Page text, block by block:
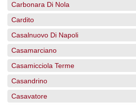
Carbonara Di Nola
Cardito
Casalnuovo Di Napoli
Casamarciano
Casamicciola Terme
Casandrino
Casavatore